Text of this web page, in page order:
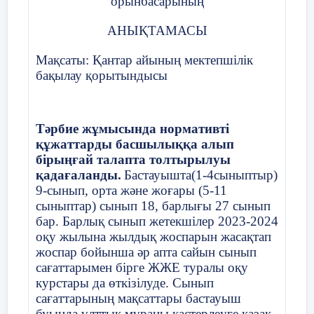
бар сияқты. Не істеу керек?
2-апта дәйексөзі:
/«Ұстаз – ұлы тұлға»
Қауіпсіздік сабағы (10 минут)
№ 6-САБАҚ
6- сыныптар: Неліктен ата-анаңмен өзіңді
мазалаған ойлармен бөлісу маңызды?
3-апта дәйексөзі:
7 «Ойынға салауатты көзқарас»
тақырыпқа сай әңгімелер Әр құндылық айының
Cабақтан тыс ұйымдастыруға болатын ай
құндылығына бағытталған іс- шаралар Сабақ
38 слайд
Назарларыңызға рақмет!
Ұсыныс: 1. Ата-аналарды мектепке
тартудың жұмыстарын оңтайландыру
2. «Күнделік» электронды журналға
сынып сағаттарының толтырылуын қатаң
бақылауда ұстау.
3. Сынып жетекшілердің сыныппен
жүргізетін тәрбие жұмыстарын жоспар
бойынша өткізілуін қадағалау.
Тәрбие ісі жөніндегі орынбасарлары:
АНЫҚТАМАСЫ
Мақсаты: Қантар айының мектепшілік
бақылау қорытындысы
Тәрбие жұмысында нормативті
құжаттарды басшылыққа алып
бірыңғай талапта толтырылуы
қадағаланды. Бастауышта(1-4сыныптыр)
9-сынып, орта және жоғары (5-11
сыныптар) сынып 18, барлығы 27 сынып
бар. Барлық сынып жетекшілер 2023-2024
оқу жылына жылдық жоспарын жасақтап
жоспар бойынша әр апта сайын сынып
сағаттарымен бірге ЖЖЕ туралы оқу
курстары да өткізілуде. Сынып
сағаттарының мақсаттары бастауыш